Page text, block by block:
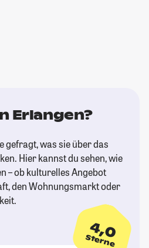
Erlangen?
gefragt, was sie über das
Hier kannst du sehen, wie
– ob kulturelles Angebot
den Wohnungsmarkt oder
4,0
Sterne